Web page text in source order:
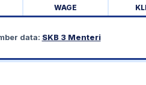
WAGE
data: SKB 3 Menteri